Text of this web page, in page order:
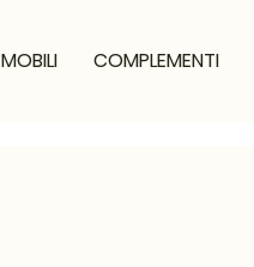
MOBILI COMPLEMENTI